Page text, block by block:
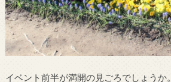
イベント前半が満開の見ごろでしょうか。